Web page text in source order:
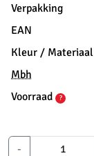
Verpakking
EAN
Kleur / Materiaal
Mbh
Voorraad
?
-